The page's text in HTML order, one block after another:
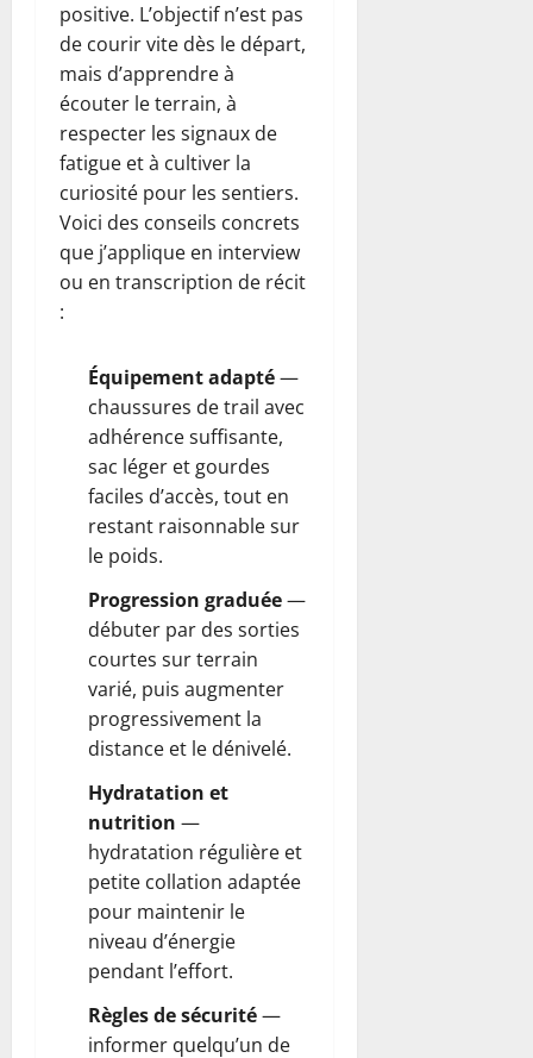
positive. L’objectif n’est pas
de courir vite dès le départ,
mais d’apprendre à
écouter le terrain, à
respecter les signaux de
fatigue et à cultiver la
curiosité pour les sentiers.
Voici des conseils concrets
que j’applique en interview
ou en transcription de récit
:
Équipement adapté—
chaussures de trail avec
adhérence suffisante,
sac léger et gourdes
faciles d’accès, tout en
restant raisonnable sur
le poids.
Progression graduée—
débuter par des sorties
courtes sur terrain
varié, puis augmenter
progressivement la
distance et le dénivelé.
Hydratation et
nutrition —
hydratation régulière et
petite collation adaptée
pour maintenir le
niveau d’énergie
pendant l’effort.
Règles de sécurité—
informer quelqu’un de